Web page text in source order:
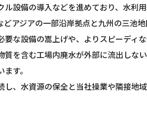
設備の導入などを進めており、水利
どアジアの一部沿岸拠点と九州の三池
要な設備の嵩上げや、よりスピーディ
質を含む工場内廃水が外部に流出しな
す。
、水資源の保全と当社操業や隣接地